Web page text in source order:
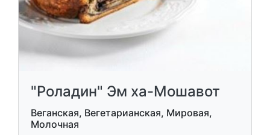
"Роладин" Эм ха-Мошавот
Веганская, Вегетарианская, Мировая,
Молочная